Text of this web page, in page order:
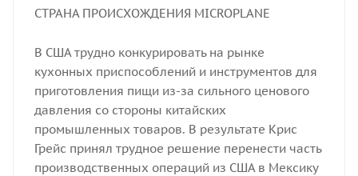
СТРАНА ПРОИСХОЖДЕНИЯ MICROPLANE
В США трудно конкурировать на рынке
кухонных приспособлений и инструментов для
приготовления пищи из-за сильного ценового
давления со стороны китайских
промышленных товаров. В результате Крис
Грейс принял трудное решение перенести часть
производственных операций из США в Мексику